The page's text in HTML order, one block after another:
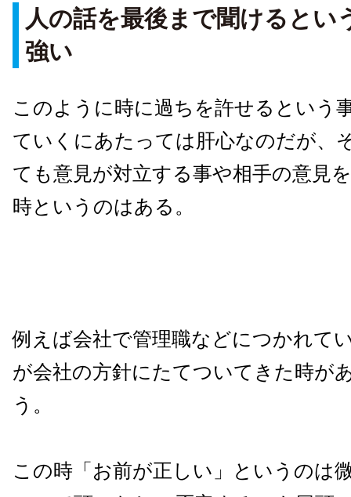
人の話を最後まで聞けるとい
強い
このように時に過ちを許せるという
ていくにあたっては肝心なのだが、
ても意見が対立する事や相手の意見
時というのはある。
例えば会社で管理職などにつかれて
が会社の方針にたてついてきた時が
う。
この時「お前が正しい」というのは